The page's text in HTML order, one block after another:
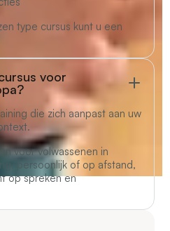
type cursus kunt u een
voor
die zich aanpast aan uw
voor volwassenen in
persoonlijk of op afstand,
op spreken en